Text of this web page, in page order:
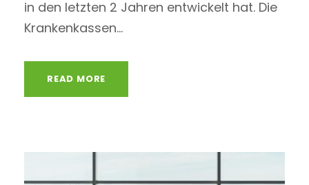
in den letzten 2 Jahren entwickelt hat. Die
Krankenkassen...
READ MORE